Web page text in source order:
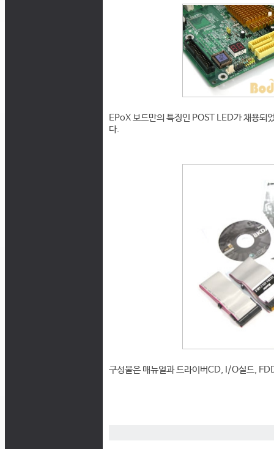
EPoX 보드만의 특징인 POST LED가 채용
다.
구성물은 매뉴얼과 드라이버CD, I/O실드,